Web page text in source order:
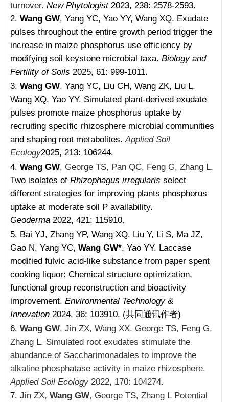
turnover.New Phytologist2023, 238: 2578-2593.
2.Wang GW, Yang YC, Yao YY, Wang XQ. Exudate
pulses throughout the entire growth period trigger the
increase in maize phosphorus use efficiency by
modifying soil keystone microbial taxa.Biology and
Fertility of Soils 2025, 61: 999-1011.
3.Wang GW, Yang YC, Liu CH, Wang ZK, Liu L,
Wang XQ, Yao YY. Simulated plant-derived exudate
pulses promote maize phosphorus uptake by
recruiting specific rhizosphere microbial communities
and shaping root metabolites.Applied Soil
Ecology2025, 213: 106244.
4.Wang GW, George TS, Pan QC, Feng G, Zhang L.
Two isolates ofRhizophagus irregularis select
different strategies for improving plants phosphorus
uptake at moderate soil P availability.
Geoderma 2022, 421: 115910.
5. Bai YJ, Zhang YP, Wang XQ, Liu Y, Li S, Ma JZ,
Gao N, Yang YC,Wang GW*, Yao YY. Laccase
modified fulvic acid-like substance from paper spent
cooking liquor: Chemical structure optimization,
functional group reconstruction and bioactivity
improvement.Environmental Technology &
Innovation 2024, 36: 103910. (共同通讯作者)
6.Wang GW, Jin ZX, Wang XX, George TS, Feng G,
Zhang L. Simulated root exudates stimulate the
abundance of Saccharimonadales to improve the
alkaline phosphatase activity in maize rhizosphere.
Applied Soil Ecology 2022, 170: 104274.
7.Jin ZX,Wang GW, George TS, Zhang L Potential